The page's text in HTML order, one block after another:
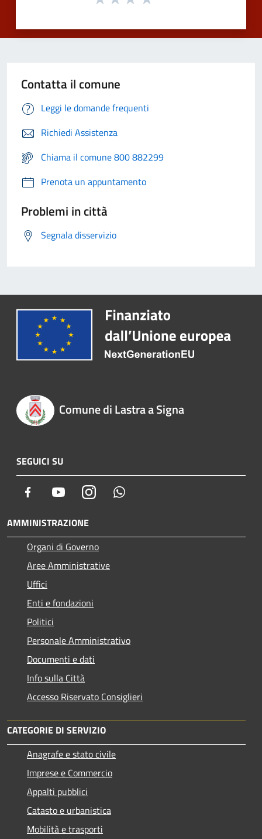
Contatta il comune
Leggi le domande frequenti
Richiedi Assistenza
Chiama il comune 800 882299
Prenota un appuntamento
Problemi in città
Segnala disservizio
Comune di Lastra a Signa
SEGUICI SU
Facebook YoutubeInstagram
AMMINISTRAZIONE
Organi di Governo
Aree Amministrative
Uffici
Enti e fondazioni
Politici
Personale Amministrativo
Documenti e dati
Info sulla Città
Accesso Riservato Consiglieri
CATEGORIE DI SERVIZIO
Anagrafe e stato civile
Imprese e Commercio
Appalti pubblici
Catasto e urbanistica
Mobilità e trasporti